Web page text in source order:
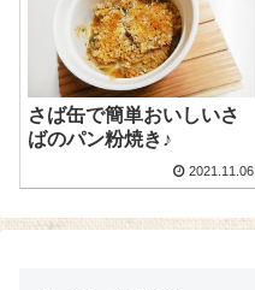
さば缶で簡単おいしいさ
ばのパン粉焼き♪
2021.11.06